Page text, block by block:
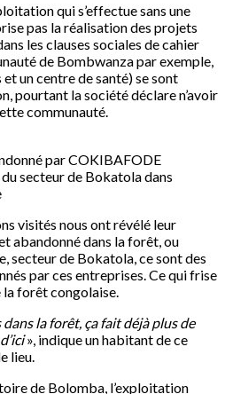
qui s’effectue sans une
pas la réalisation des projets
les clauses sociales de cahier
de Bombwanza par exemple,
un centre de santé) se sont
pourtant la société déclare n’avoir
communauté.
par COKIBAFODE
secteur de Bokatola dans
visités nous ont révélé leur
abandonné dans la forêt, ou
secteur de Bokatola, ce sont des
par ces entreprises. Ce qui frise
forêt congolaise.
la forêt, ça fait déjà plus de
», indique un habitant de ce
lieu.
de Bolomba, l’exploitation